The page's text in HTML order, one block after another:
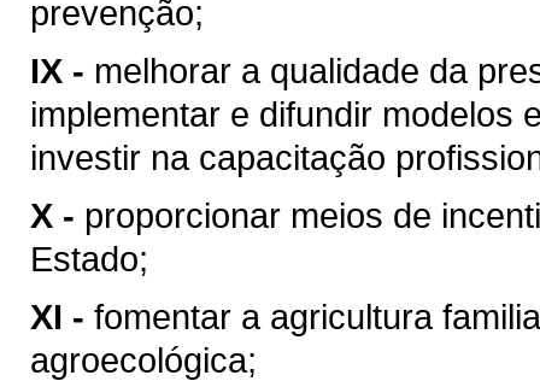
prevenção;
IX - melhorar a qualidade da
implementar e difundir modelos
investir na capacitação
X - proporcionar meios de
Estado;
XI - fomentar a agricultura
agroecológica;